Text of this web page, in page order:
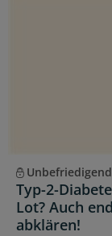
Typ-2-
Lot? Auch
abklären!